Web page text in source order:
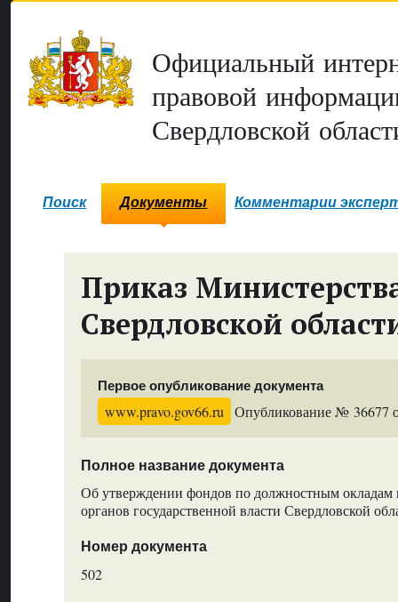
Официальный
правовой
Свердловской
Поиск Документы Комментарии
Приказ
Свердловской
Первое опубликование документа
www.pravo.gov66.ru Опубликование № 36677
Полное название документа
Об утверждении фондов по должностным окладам
органов государственной власти Свердловской
Номер документа
502